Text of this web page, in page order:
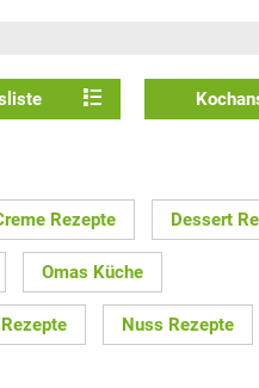
Rezepte Dessert
Omas Küche
Nuss Rezepte